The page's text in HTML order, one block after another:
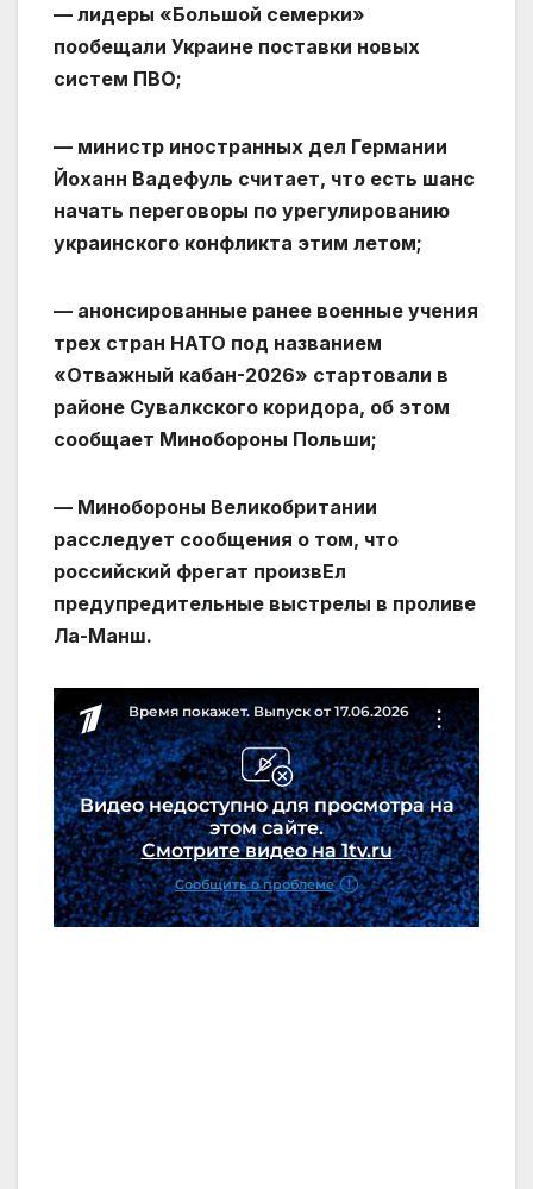
— лидеры «Большой семерки»
пообещали Украине поставки новых
систем ПВО;
— министр иностранных дел Германии
Йоханн Вадефуль считает, что есть шанс
начать переговоры по урегулированию
украинского конфликта этим летом;
— анонсированные ранее военные учения
трех стран НАТО под названием
«Отважный кабан-2026» стартовали в
районе Сувалкского коридора, об этом
сообщает Минобороны Польши;
— Минобороны Великобритании
расследует сообщения о том, что
российский фрегат произвЕл
предупредительные выстрелы в проливе
Ла-Манш.